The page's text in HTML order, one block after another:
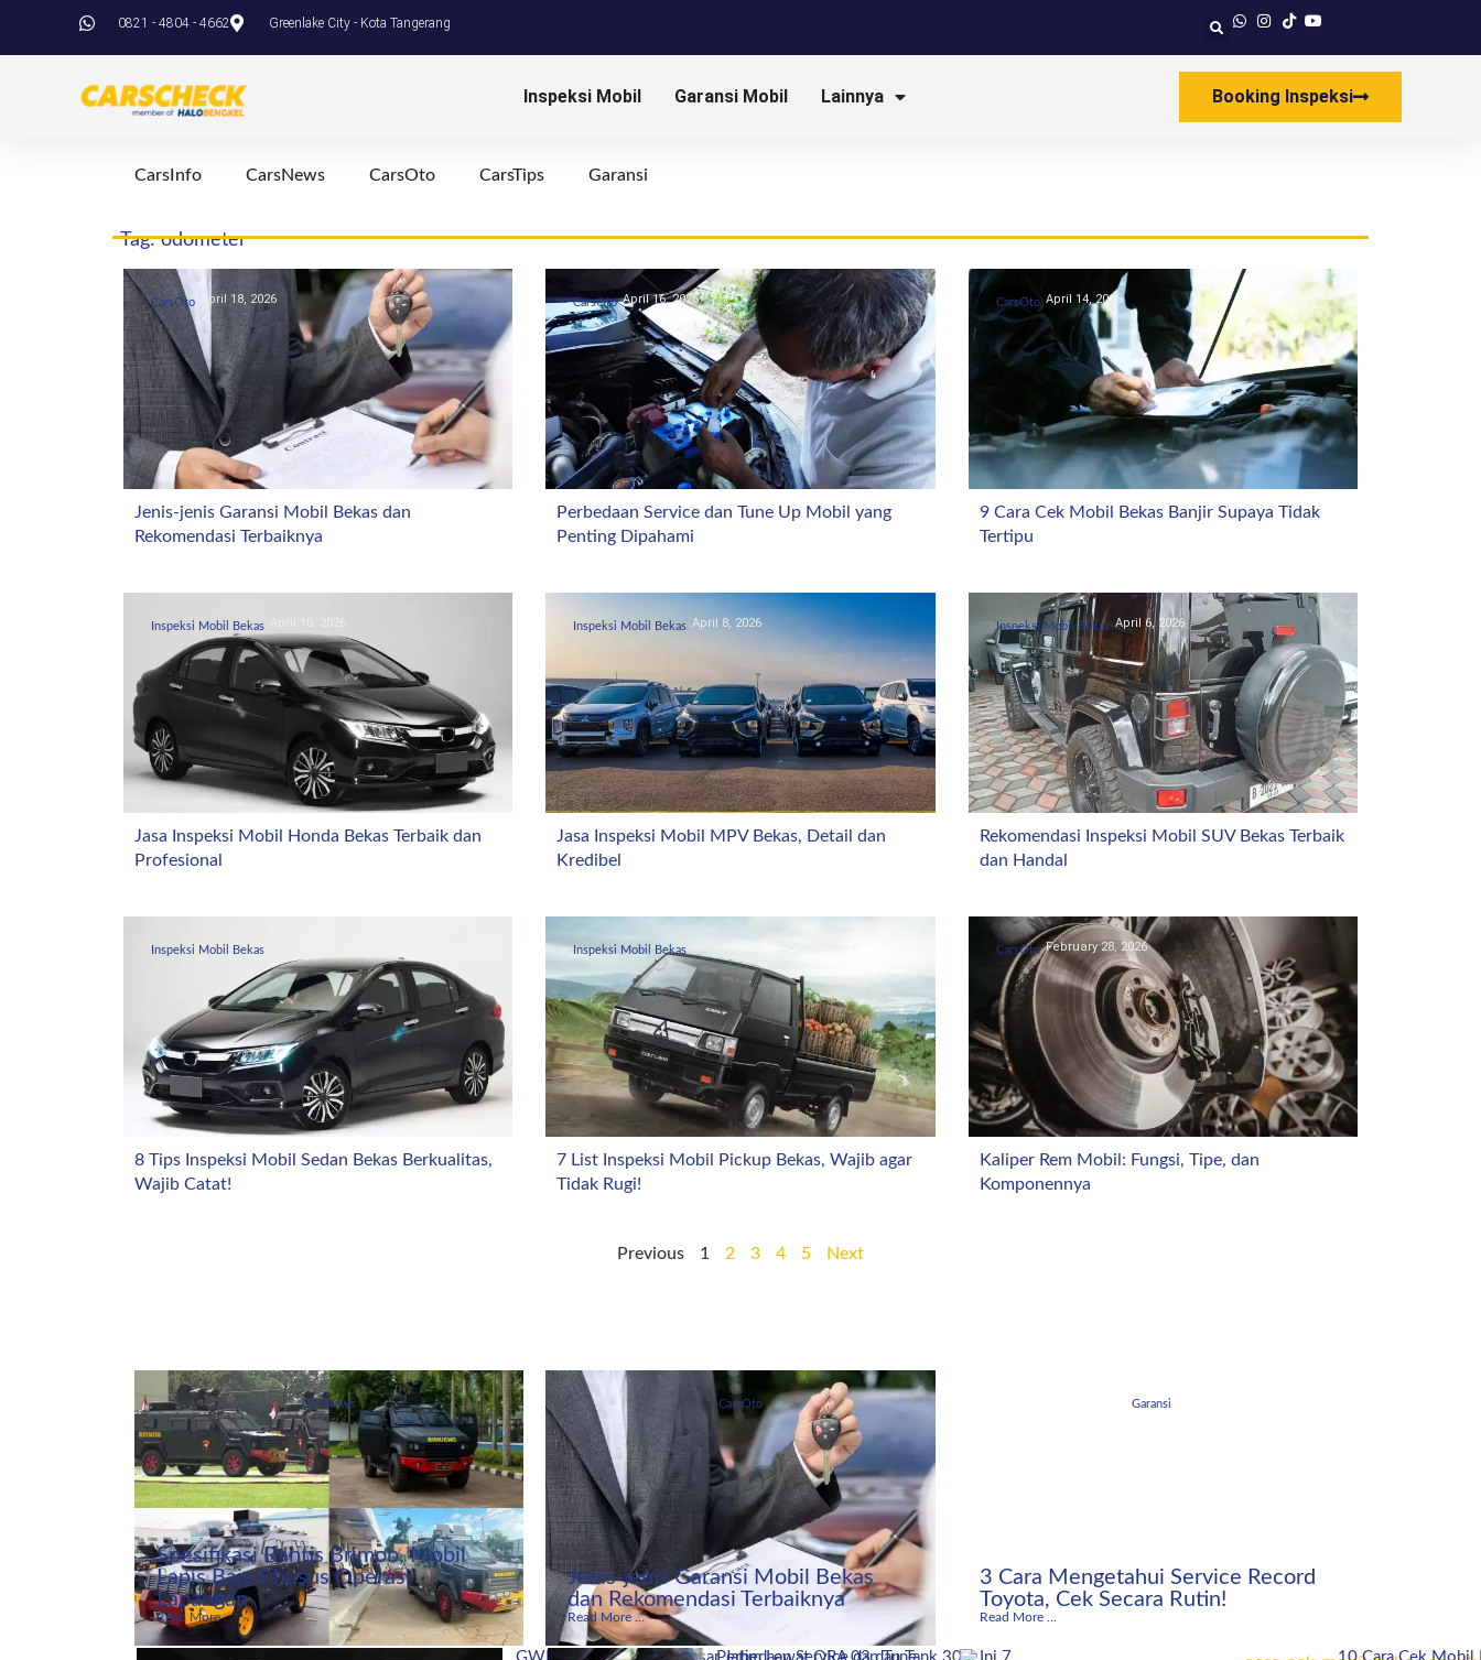
0821 - 4804 - 4662 Greenlake City - Kota Tangerang
Inspeksi Mobil Garansi Mobil Lainnya Booking Inspeksi
CarsInfo CarsNews CarsOto CarsTips Garansi
Tag: odometer
CarsOto April 18, 2026
Jenis-jenis Garansi Mobil Bekas dan
Rekomendasi Terbaiknya
CarsOto April 16, 2026
Perbedaan Service dan Tune Up Mobil yang
Penting Dipahami
CarsOto April 14, 2026
9 Cara Cek Mobil Bekas Banjir Supaya Tidak
Tertipu
Inspeksi Mobil Bekas
Jasa Inspeksi Mobil Honda Bekas Terbaik dan
Profesional
Inspeksi Mobil Bekas April 8, 2026
Jasa Inspeksi Mobil MPV Bekas, Detail dan
Kredibel
Inspeksi Mobil Bekas April 6, 2026
Rekomendasi Inspeksi Mobil SUV Bekas Terbaik
dan Handal
Inspeksi Mobil Bekas
8 Tips Inspeksi Mobil Sedan Bekas Berkualitas,
Wajib Catat!
Inspeksi Mobil Bekas
7 List Inspeksi Mobil Pickup Bekas, Wajib agar
Tidak Rugi!
CarsOto February 28, 2026
Kaliper Rem Mobil: Fungsi, Tipe, dan
Komponennya
Previous 1 2 3 4 5 Next
CarsNews
Spesifikasi Rantis Brimob, Mobil
Lapis Baja Khusus Operasi
Lapangan
Read More ...
CarsOto
Jenis-jenis Garansi Mobil Bekas
dan Rekomendasi Terbaiknya
Read More ...
Garansi
3 Cara Mengetahui Service Record
Toyota, Cek Secara Rutin!
Read More ...